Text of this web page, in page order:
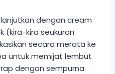
dengan cream
(kira-kira seukuran
secara merata ke
untuk memijat lembut
dengan sempurna.